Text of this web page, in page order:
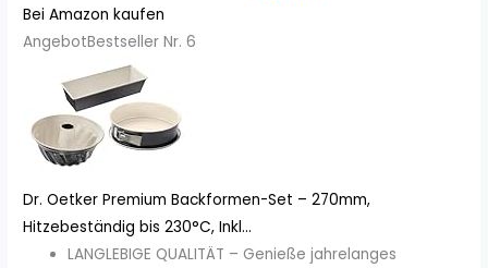
Bei Amazon kaufen
AngebotBestseller Nr. 6
Dr. Oetker Premium Backformen-Set – 270mm,
Hitzebeständig bis 230°C, Inkl...
LANGLEBIGE QUALITÄT – Genieße jahrelanges